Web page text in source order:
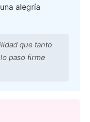
alegría
que tanto
paso firme